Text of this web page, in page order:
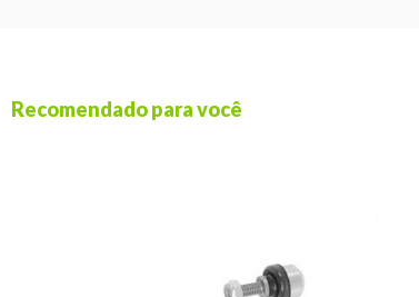
Recomendado para você